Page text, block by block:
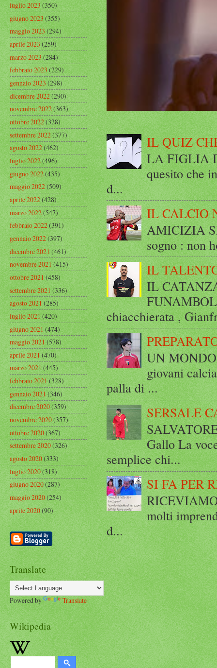
IL QUIZ
LA FIGLIA
quesito che
d...
IL CALCIO
AMICIZIA
sogno : non
IL
IL
chiacchierata ,
UN
giovani
palla di ...
SERSALE
Gallo La
semplice chi...
SI FA PER
molti
d...
luglio 2023(350)
giugno 2023(355)
maggio 2023(294)
aprile 2023(259)
marzo 2023(284)
febbraio 2023(229)
gennaio 2023(298)
dicembre 2022(290)
novembre 2022(363)
ottobre 2022(328)
settembre 2022(377)
agosto 2022(462)
luglio 2022(496)
giugno 2022(435)
maggio 2022(509)
aprile 2022(428)
marzo 2022(547)
febbraio 2022(391)
gennaio 2022(397)
dicembre 2021(461)
novembre 2021(415)
ottobre 2021(458)
settembre 2021(336)
agosto 2021(285)
luglio 2021(420)
giugno 2021(474)
maggio 2021(578)
aprile 2021(470)
marzo 2021(445)
febbraio 2021(328)
gennaio 2021(346)
dicembre 2020(359)
novembre 2020(357)
ottobre 2020(367)
settembre 2020(326)
agosto 2020(333)
luglio 2020(318)
giugno 2020(287)
maggio 2020(254)
aprile 2020(90)
Translate
Powered by Translate
Wikipedia